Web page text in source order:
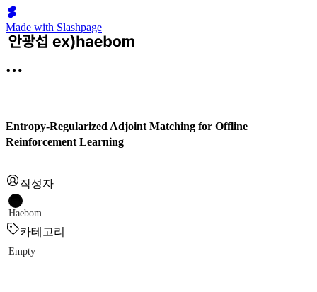
Made with Slashpage
Entropy-Regularized Adjoint Matching for Offline
Reinforcement Learning
작성자
Haebom
카테고리
Empty